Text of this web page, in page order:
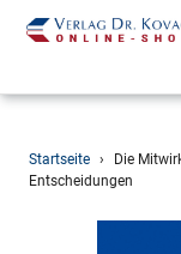
Direkt
zum
Startseite ›
Die
Entscheidungen